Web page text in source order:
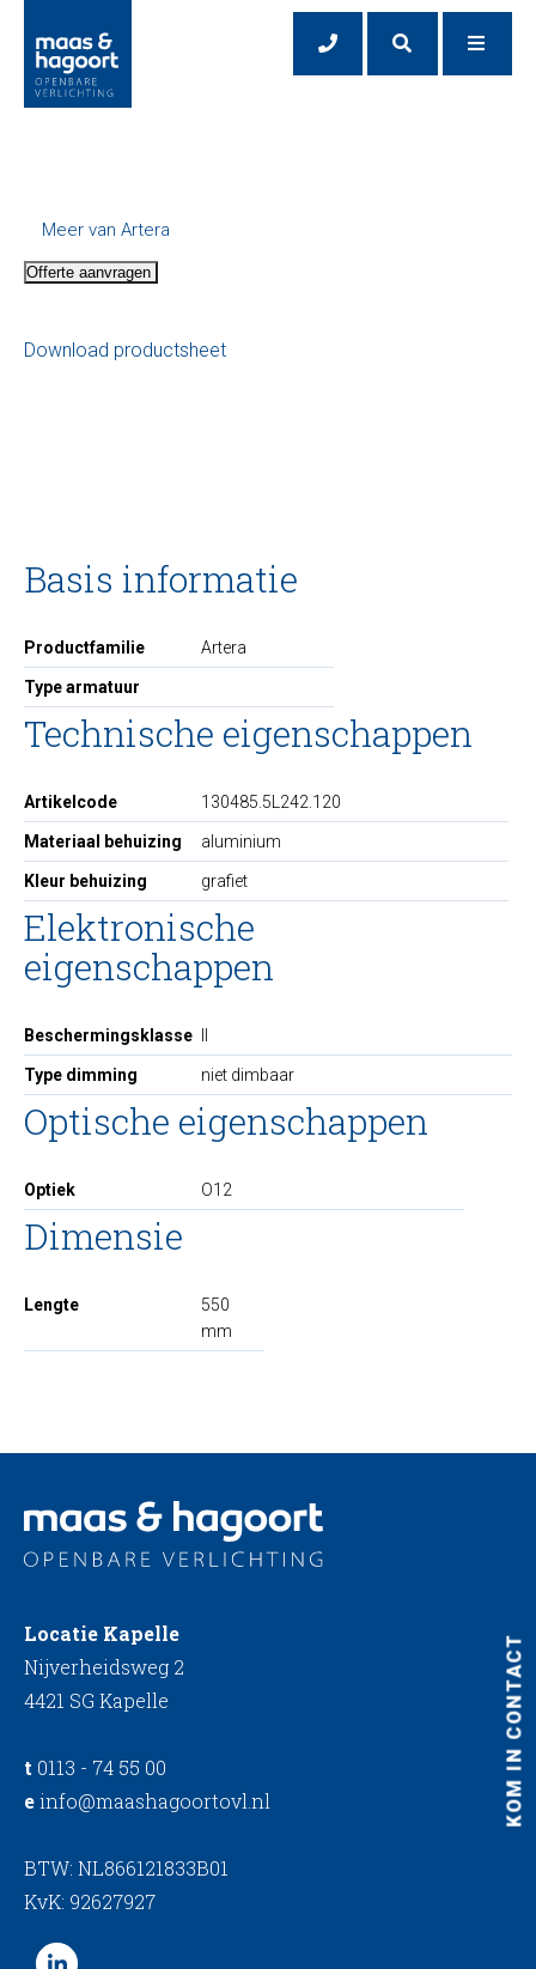
KOM IN CONTACT
Meer van Artera
Offerte aanvragen
Download productsheet
Basis informatie
Productfamilie Artera
Type armatuur
Technische eigenschappen
Artikelcode 130485.5L242.120
Materiaal behuizing aluminium
Kleur behuizing grafiet
Elektronische
eigenschappen
Beschermingsklasse
Type dimming niet dimbaar
Optische eigenschappen
Optiek O12
Dimensie
Lengte
550
mm
Locatie Kapelle
Nijverheidsweg 2
4421 SG Kapelle
t 0113 - 74 55 00
einfo@maashagoortovl.nl
BTW: NL866121833B01
KvK: 92627927